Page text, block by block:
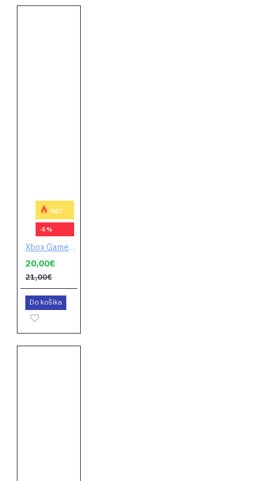
HOT
-5 %
Xbox Game Pass Ultimate 1 mesiac
20,00€
21,00€
Do košíka